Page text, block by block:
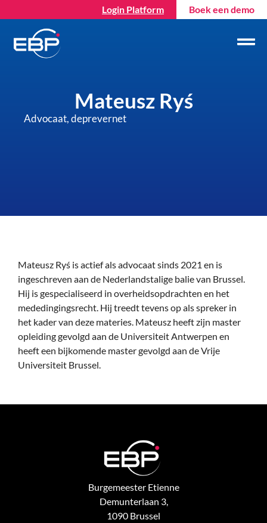
Login Platform Boek een demo
Mateusz Ryś
Advocaat, deprevernet
Mateusz Ryś is actief als advocaat sinds 2021 en is
ingeschreven aan de Nederlandstalige balie van Brussel.
Hij is gespecialiseerd in overheidsopdrachten en het
mededingingsrecht. Hij treedt tevens op als spreker in
het kader van deze materies. Mateusz heeft zijn master
opleiding gevolgd aan de Universiteit Antwerpen en
heeft een bijkomende master gevolgd aan de Vrije
Universiteit Brussel.
Burgemeester Etienne
Demunterlaan 3,
1090 Brussel